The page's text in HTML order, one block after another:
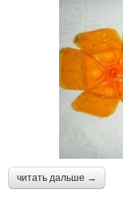
читать дальше →